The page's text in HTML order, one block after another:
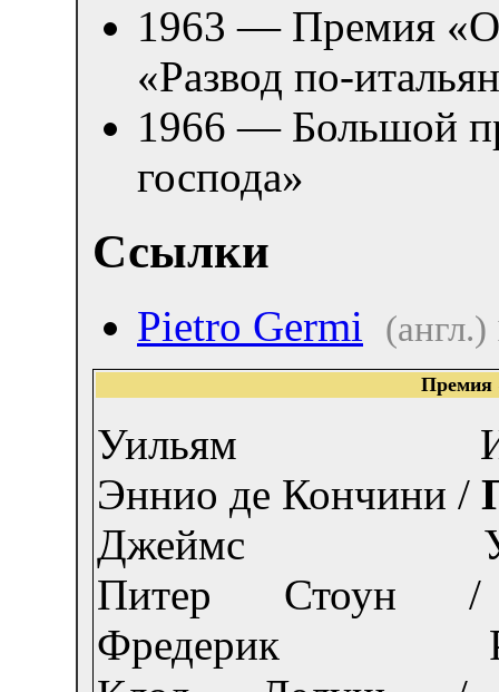
1963 — Премия
«Развод по-
1966 — Большой
господа»
Ссылки
Pietro Germi (англ.)
Премия
Уильям
Эннио де Кончини /
Джеймс
Питер Стоун /
Фредерик